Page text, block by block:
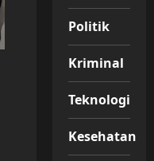
Politik
Kriminal
Teknologi
Kesehatan